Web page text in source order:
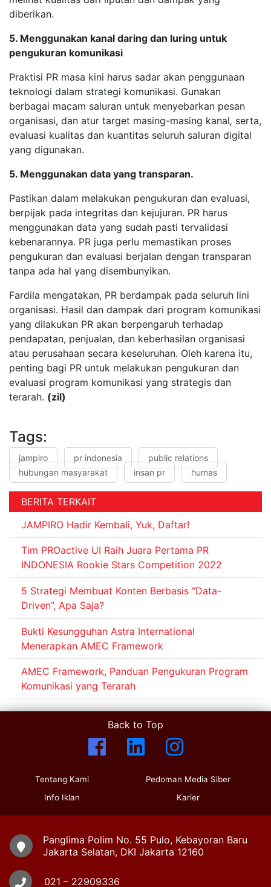
diberikan.
5. Menggunakan kanal daring dan luring untuk
pengukuran komunikasi
Praktisi PR masa kini harus sadar akan penggunaan
teknologi dalam strategi komunikasi. Gunakan
berbagai macam saluran untuk menyebarkan pesan
organisasi, dan atur target masing-masing kanal, serta,
evaluasi kualitas dan kuantitas seluruh saluran digital
yang digunakan.
5. Menggunakan data yang transparan.
Pastikan dalam melakukan pengukuran dan evaluasi,
berpijak pada integritas dan kejujuran. PR harus
menggunakan data yang sudah pasti tervalidasi
kebenarannya. PR juga perlu memastikan proses
pengukuran dan evaluasi berjalan dengan transparan
tanpa ada hal yang disembunyikan.
Fardila mengatakan, PR berdampak pada seluruh lini
organisasi. Hasil dan dampak dari program komunikasi
yang dilakukan PR akan berpengaruh terhadap
pendapatan, penjualan, dan keberhasilan organisasi
atau perusahaan secara keseluruhan. Oleh karena itu,
penting bagi PR untuk melakukan pengukuran dan
evaluasi program komunikasi yang strategis dan
terarah. (zil)
Tags:
jampiro pr indonesia
public relations
hubungan masyarakat
insan pr humas
BERITA TERKAIT
JAMPIRO Hadir Kembali, Yuk, Daftar!
Tim PROactive UI Raih Juara Pertama PR
INDONESIA Rookie Stars Competition 2022
5 Strategi Membuat Konten Berbasis “Data-
Driven”, Apa Saja?
Bukti Kesungguhan Astra International
Menerapkan AMEC Framework
AMEC Framework, Panduan Pengukuran Program
Komunikasi yang Terarah
Back to Top
Tentang Kami
Info Iklan
Pedoman Media Siber
Karier
Panglima Polim No. 55 Pulo, Kebayoran Baru
Jakarta Selatan, DKI Jakarta 12160
021 – 22909336